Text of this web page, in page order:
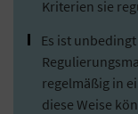
Kriterien sie
Es ist
regelmäßig in
diese Weise